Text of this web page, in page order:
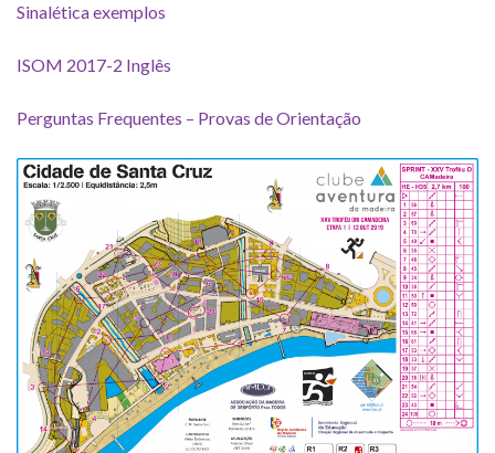
Sinalética exemplos
ISOM 2017-2 Inglês
Perguntas Frequentes – Provas de Orientação